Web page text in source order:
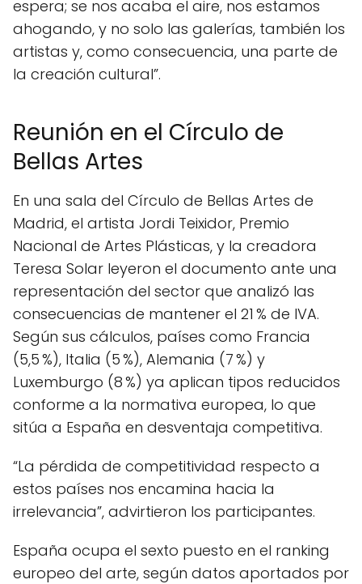
espera; se nos acaba el aire, nos estamos
ahogando, y no solo las galerías, también los
artistas y, como consecuencia, una parte de
la creación cultural”.
Reunión en el Círculo de
Bellas Artes
En una sala del Círculo de Bellas Artes de
Madrid, el artista Jordi Teixidor, Premio
Nacional de Artes Plásticas, y la creadora
Teresa Solar leyeron el documento ante una
representación del sector que analizó las
consecuencias de mantener el 21 % de IVA.
Según sus cálculos, países como Francia
(5,5 %), Italia (5 %), Alemania (7 %) y
Luxemburgo (8 %) ya aplican tipos reducidos
conforme a la normativa europea, lo que
sitúa a España en desventaja competitiva.
“La pérdida de competitividad respecto a
estos países nos encamina hacia la
irrelevancia”, advirtieron los participantes.
España ocupa el sexto puesto en el ranking
europeo del arte, según datos aportados por